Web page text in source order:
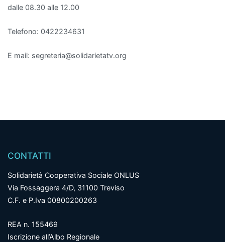
dalle 08.30 alle 12.00
Telefono: 0422234631
E mail: segreteria@solidarietatv.org
CONTATTI
Solidarietà Cooperativa Sociale ONLUS
Via Fossaggera 4/D, 31100 Treviso
C.F. e P.Iva 00800200263
REA n. 155469
Iscrizione all’Albo Regionale